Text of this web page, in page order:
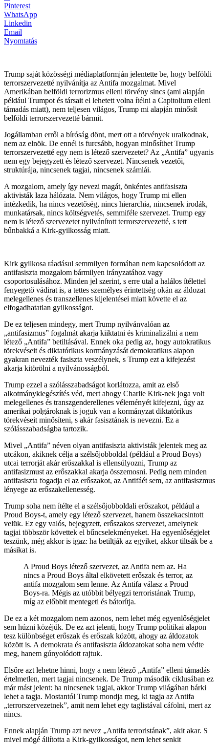
Pinterest
WhatsApp
Linkedin
Email
Nyomtatás
Trump saját közösségi médiaplatformján jelentette be, hogy belföldi
terrorszervezetté nyilvánítja az Antifa mozgalmat. Mivel
Amerikában belföldi terrorizmus elleni törvény sincs (ami alapján
például Trumpot és társait el lehetett volna ítélni a Capitolium elleni
támadás miatt), nem teljesen világos, Trump mi alapján minősít
belföldi terrorszervezetté bármit.
Jogállamban erről a bíróság dönt, mert ott a törvények uralkodnak,
nem az elnök. De ennél is furcsább, hogyan minősíthet Trump
terrorszervezetté egy nem is létező szervezetet? Az „Antifa” ugyanis
nem egy bejegyzett és létező szervezet. Nincsenek vezetői,
struktúrája, nincsenek tagjai, nincsenek számlái.
A mozgalom, amely így nevezi magát, önkéntes antifasiszta
aktivisták laza hálózata. Nem világos, hogy Trump mi ellen
intézkedik, ha nincs vezetőség, nincs hierarchia, nincsenek irodák,
munkatársak, nincs költségvetés, semmiféle szervezet. Trump egy
nem is létező szervezetet nyilvánított terrorszervezetté, s tett
bűnbakká a Kirk-gyilkosság miatt.
Kirk gyilkosa ráadásul semmilyen formában nem kapcsolódott az
antifasiszta mozgalom bármilyen irányzatához vagy
csoportosulásához. Minden jel szerint, s erre utal a halálos ítélettel
fenyegető vádirat is, a tettes személyes érintettség okán az áldozat
melegellenes és transzellenes kijelentései miatt követte el az
elfogadhatatlan gyilkosságot.
De ez teljesen mindegy, mert Trump nyilvánvalóan az
„antifasizmus” fogalmát akarja kiiktatni és kriminalizálni a nem
létező „Antifa” betiltásával. Ennek oka pedig az, hogy autokratikus
törekvéseit és diktatórikus kormányzását demokratikus alapon
gyakran nevezték fasiszta veszélynek, s Trump ezt a kifejezést
akarja kitörölni a nyilvánosságból.
Trump ezzel a szólásszabadságot korlátozza, amit az első
alkotmánykiegészítés véd, mert ahogy Charlie Kirk-nek joga volt
melegellenes és transzgenderellenes véleményét kifejezni, úgy az
amerikai polgároknak is joguk van a kormányzat diktatórikus
törekvéseit minősíteni, s akár fasisztának is nevezni. Ez a
szólásszabadságba tartozik.
Mivel „Antifa” néven olyan antifasiszta aktivisták jelentek meg az
utcákon, akiknek célja a szélsőjobboldal (például a Proud Boys)
utcai terrorját akár erőszakkal is ellensúlyozni, Trump az
antifasizmust az erőszakkal akarja összemosni. Pedig nem minden
antifasiszta fogadja el az erőszakot, az Antifáét sem, az antifasiszmus
lényege az erőszakellenesség.
Trump soha nem ítélte el a szélsőjobboldali erőszakot, például a
Proud Boys-t, amely egy létező szervezet, hanem összekacsintott
velük. Ez egy valós, bejegyzett, erőszakos szervezet, amelynek
tagjai többször követtek el bűncselekményeket. Ha egyenlőségjelet
teszünk, még akkor is igaz: ha betiltják az egyiket, akkor tiltsák be a
másikat is.
A Proud Boys létező szervezet, az Antifa nem az. Ha
nincs a Proud Boys által elkövetett erőszak és terror, az
antifa mozgalom sem lenne. Az Antifa válasz a Proud
Boys-ra. Mégis az utóbbit bélyegzi terroristának Trump,
míg az előbbit mentegeti és bátorítja.
De ez a két mozgalom nem azonos, nem lehet még egyenlőségjelet
sem húzni közéjük. De ez azt jelenti, hogy Trump politikai alapon
tesz különbséget erőszak és erőszak között, ahogy az áldozatok
között is. A demokrata és antifasiszta áldozatokat soha nem védte
meg, hanem gúnyolódott rajtuk.
Elsőre azt lehetne hinni, hogy a nem létező „Antifa” elleni támadás
értelmetlen, mert tagjai nincsenek. De Trump második ciklusában ez
már mást jelent: ha nincsenek tagjai, akkor Trump világában bárki
lehet a tagja. Mostantól Trump mondja meg, ki tagja az Antifa
„terrorszervezetnek”, amit nem lehet egy taglistával cáfolni, mert az
nincs.
Ennek alapján Trump azt nevez „Antifa terroristának”, akit akar. S
mivel mögé állította a Kirk-gyilkosságot, nem lehet senkit